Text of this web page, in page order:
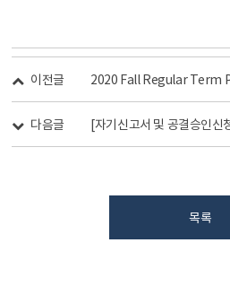
이전글 2020 Fall Regular
다음글 [자기신고서 및 공결승인신
목록